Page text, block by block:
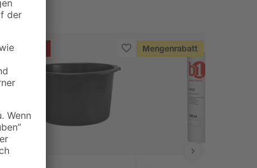
Mengenrabatt